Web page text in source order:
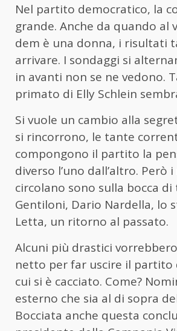
Nel partito democratico, la
grande. Anche da quando al
dem è una donna, i risultati
arrivare. I sondaggi si
in avanti non se ne vedono.
primato di Elly Schlein
Si vuole un cambio alla
si rincorrono, le tante
compongono il partito la
diverso l’uno dall’altro. Però
circolano sono sulla bocca
Gentiloni, Dario Nardella, lo
Letta, un ritorno al passato.
Alcuni più drastici
netto per far uscire il partito
cui si è cacciato. Come?
esterno che sia al di sopra
Bocciata anche questa